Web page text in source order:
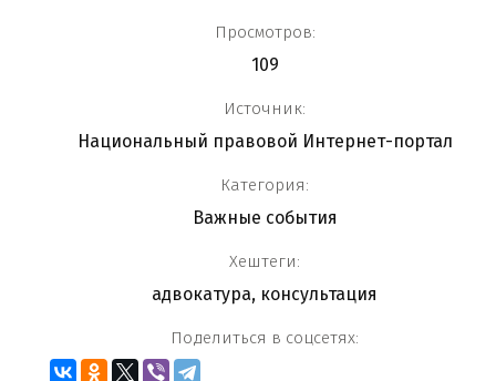
Просмотров:
109
Источник:
Национальный правовой Интернет-портал
Категория:
Важные события
Хештеги:
адвокатура, консультация
Поделиться в соцсетях: